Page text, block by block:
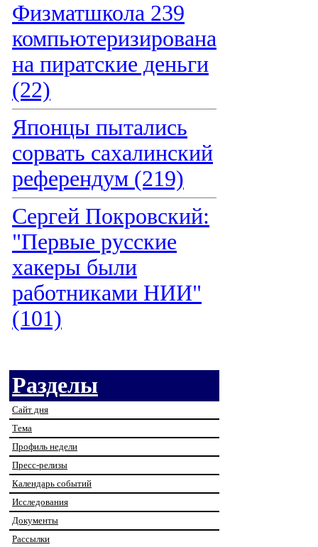
Физматшкола 239
компьютеризирована
на пиратские деньги
(22)
Японцы пытались
сорвать сахалинский
референдум (219)
Сергей Покровский:
"Первые русские
хакеры были
работниками НИИ"
(101)
Разделы
Сайт дня
Тема
Профиль недели
Пресс-релизы
Календарь событий
Исследования
Документы
Рассылки